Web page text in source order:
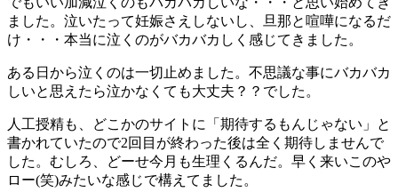
ました。泣いたって妊娠さえしないし、旦那と喧嘩になるだ
け・・・本当に泣くのがバカバカしく感じてきました。
ある日から泣くのは一切止めました。不思議な事にバカバカ
しいと思えたら泣かなくても大丈夫？？でした。
人工授精も、どこかのサイトに「期待するもんじゃない」と
書かれていたので2回目が終わった後は全く期待しませんで
した。むしろ、どーせ今月も生理くるんだ。早く来いこのや
ロー(笑)みたいな感じで構えてました。